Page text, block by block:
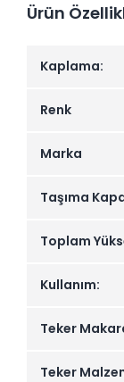
Ürün
Kaplama:
Renk
Marka
Taşıma
Toplam
Kullanım:
Teker
Teker